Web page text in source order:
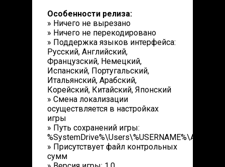
Особенности релиза:
» Ничего не вырезано
» Ничего не перекодировано
» Поддержка языков интерфейса:
Русский, Английский,
Французский, Немецкий,
Испанский, Португальский,
Итальянский, Арабский,
Корейский, Китайский, Японский
» Смена локализации
осуществляется в настройках
игры
» Путь сохранений игры:
» Присутствует файл контрольных
сумм